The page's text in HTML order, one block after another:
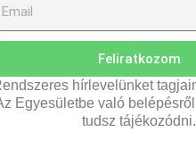
Feliratkozom
hírlevelünket
Egyesületbe való belépésről
tudsz tájékozódni.